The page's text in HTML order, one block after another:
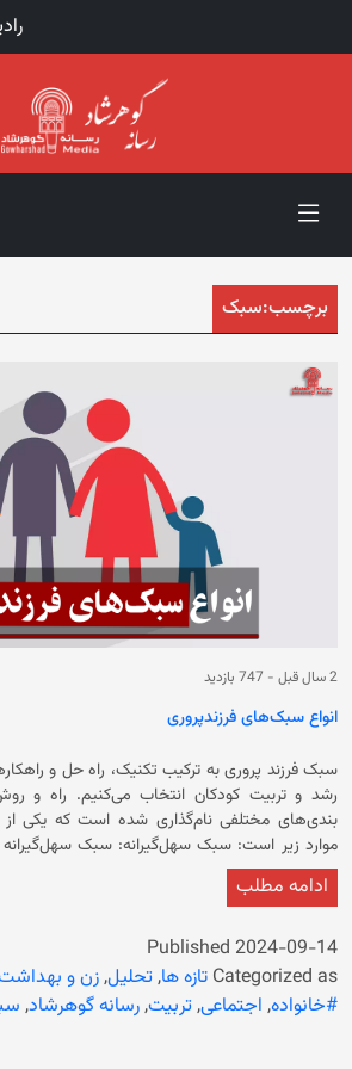
برچسب:سبک
2 سال قبل - 747 بازدید
انواع سبک‌های فرزندپروری
سبک فرزند پروری به ترکیب تکنیک، راه حل و
رشد و تربیت کودکان انتخاب می‌کنیم. راه و
بندی‌های مختلفی نام‌گذاری شده است که یکی
موارد زیر است: سبک
همراه است. روش‌های تربیتی والدینی که این سبک
می‌دهند کودک‌‌شان طبق میل خود عمل کند و آنچه
دخالت کمتری دارند و تنها زمانی وارد می‌شود که
ادامه مطلب
Published 2024-09-14
Categorized as تازه ها,تحلیل,زن و
#خانواده, اجتماعی,تربیت,رسانه گوهرشاد,